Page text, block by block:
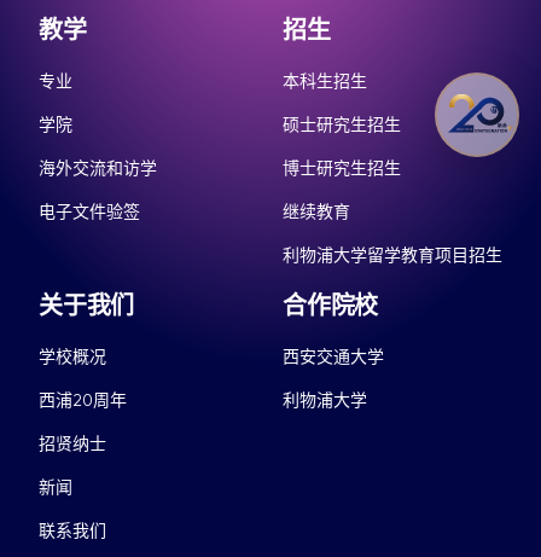
教学
专业
学院
海外交流和访学
电子文件验签
招生
本科生招生
硕士研究生招生
博士研究生招生
继续教育
利物浦大学留学教育项目招生
关于我们
学校概况
西浦20周年
招贤纳士
新闻
联系我们
合作院校
西安交通大学
利物浦大学